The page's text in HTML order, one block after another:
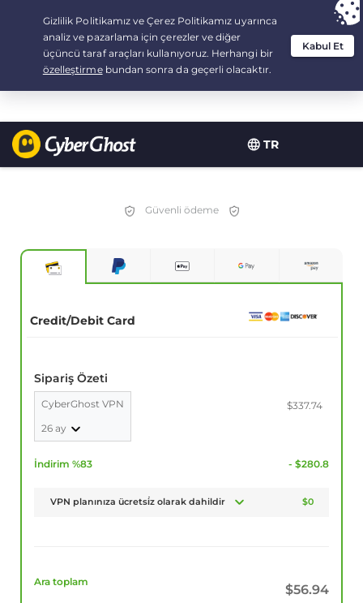
TR
Your choice:The Best Dealfor 2.1666666666667-years at $
/month
Güvenli ödeme
Credit/Debit Card
Sipariş Özeti
CyberGhost VPN
26 ay
$337.74
İndirim %83 - $280.8
VPN planınıza ücretsi̇z olarak dahildir $0
Ara toplam
$56.94